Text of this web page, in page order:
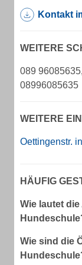
Kontakt
WEITERE
089
08996085635
WEITERE
Oettingenstr.
HÄUFIG
Wie lautet
Wie sind die